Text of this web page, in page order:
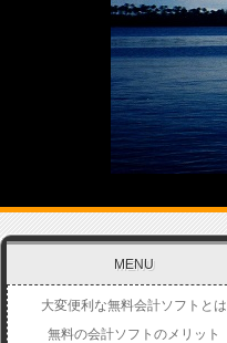
MENU
大変便利な無料会計ソフトとは
無料の会計ソフトのメリット